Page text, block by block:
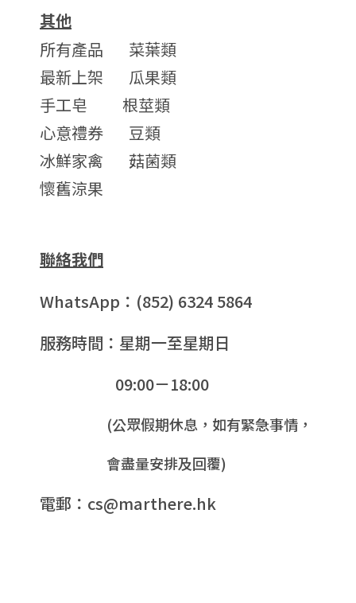
其他
所有產品
菜葉類
最新上架
瓜果類
手工皂
根莖類
心意禮券
豆類
冰鮮家禽
菇菌類
懷舊涼果
聯絡我們
WhatsApp：(852) 6324 5864
服務時間：星期一至星期日
09:00－18:00
(公眾假期休息，如有緊急事情，
會盡量安排及回覆)
電郵：cs@marthere.hk